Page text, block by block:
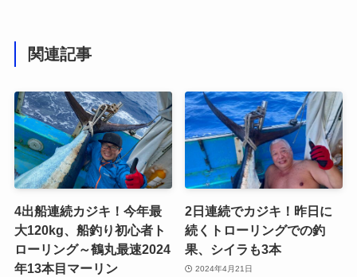
関連記事
4出船連続カジキ！今年最
大120kg、船釣り初心者ト
ローリング～鶴丸最速2024
年13本目マーリン
2日連続でカジキ！昨日に
続くトローリングでの釣
果、シイラも3本
2024年4月21日